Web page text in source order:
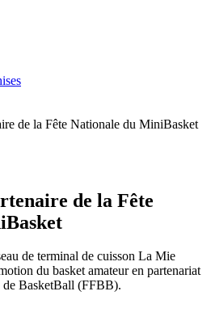
de la Fête Nationale du MiniBasket
de la Fête
de terminal de cuisson La Mie
du basket amateur en partenariat
de BasketBall (FFBB).